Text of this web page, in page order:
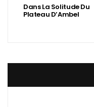
Dans La Solitude Du
Plateau D’Ambel